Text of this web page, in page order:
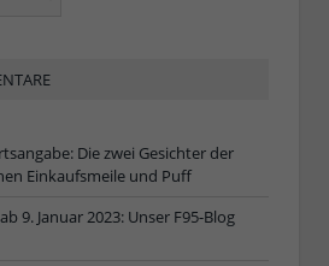
Die zwei Gesichter der
Einkaufsmeile und Puff
9. Januar 2023: Unser F95-Blog